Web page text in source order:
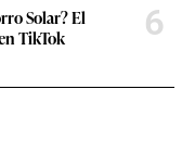
Solar? El
TikTok
6